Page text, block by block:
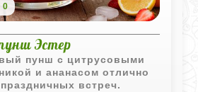
0
Эстер
пунш с цитрусовыми
и ананасом отлично
встреч.